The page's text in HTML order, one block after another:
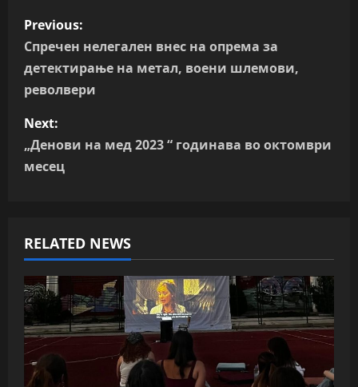
P
o
s
t
n
i
g
a
t
Previous:
Спречен нелегален внес на опрема за
детектирање на метал, воени шлемови,
револвери
Next:
„Денови на мед 2023 “ годинава во октомври
месец
RELATED NEWS